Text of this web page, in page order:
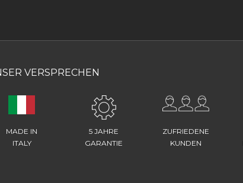
VERSPRECHEN
MADE IN
ITALY
5 JAHRE
GARANTIE
ZUFRIEDENE
KUNDEN